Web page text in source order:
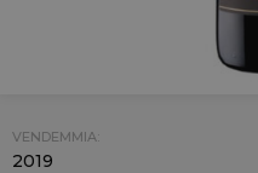
VENDEMMIA:
2019